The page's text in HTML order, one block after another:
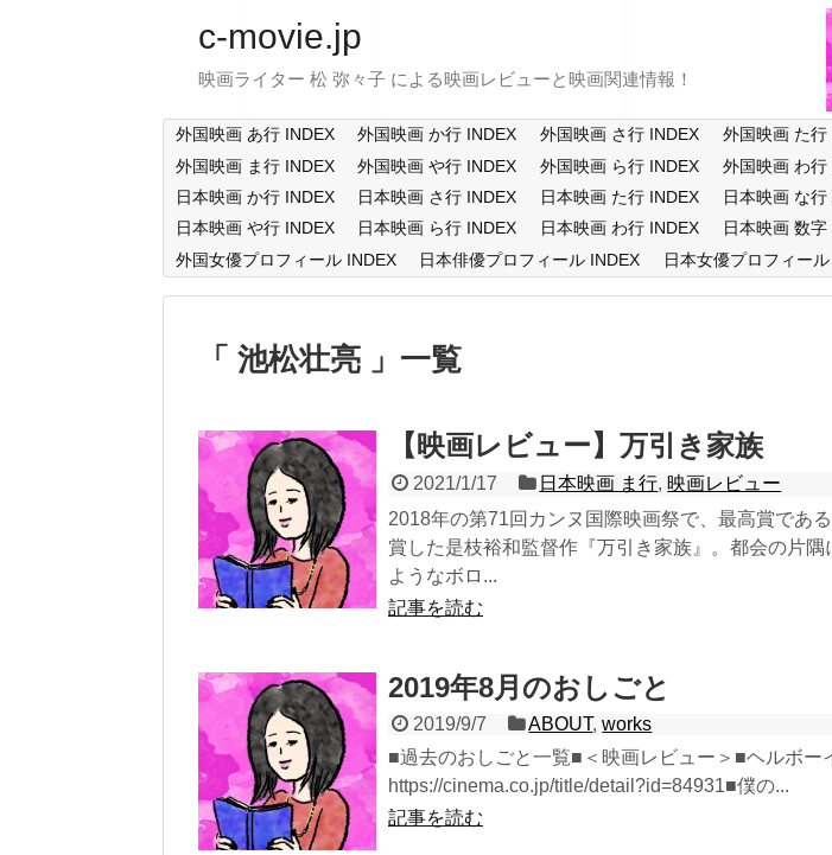
c-movie.jp
映画ライター 松 弥々子 による映画レビューと映画関連情報！
外国映画 あ行 INDEX 外国映画 か行 INDEX 外国映画 さ行 INDEX 外国映画 た行
外国映画 ま行 INDEX
外国映画 や行 INDEX 外国映画 ら行 INDEX 外国映画 わ行
日本映画 か行 INDEX
日本映画 さ行 INDEX 日本映画 た行 INDEX 日本映画 な行
日本映画 や行 INDEX
日本映画 ら行 INDEX 日本映画 わ行 INDEX 日本映画 数
外国女優プロフィール INDEX
日本俳優プロフィール INDEX 日本女優プロフィー
池松壮亮 一覧
【映画レビュー】万引き家族
2021/1/17 日本映画 ま行, 映画レビュー
2018年の第71回カンヌ国際映画祭で、最高賞であ
賞した是枝裕和監督作『万引き家族』。都会の片隅
ようなボロ...
記事を読む
2019年8月のおしごと
2019/9/7 ABOUT,works
■過去のおしごと一覧■＜映画レビュー＞■ヘルボー
https://cinema.co.jp/title/detail?id=84931■僕の...
記事を読む